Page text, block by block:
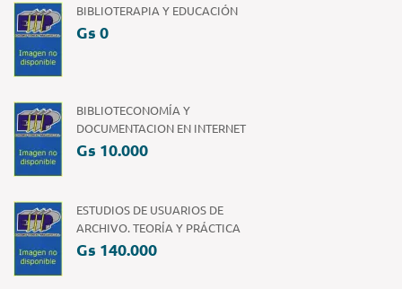
BIBLIOTERAPIA Y EDUCACIÓN
Gs 0
BIBLIOTECONOMÍA Y
DOCUMENTACION EN INTERNET
Gs 10.000
ESTUDIOS DE USUARIOS DE
ARCHIVO. TEORÍA Y PRÁCTICA
Gs 140.000